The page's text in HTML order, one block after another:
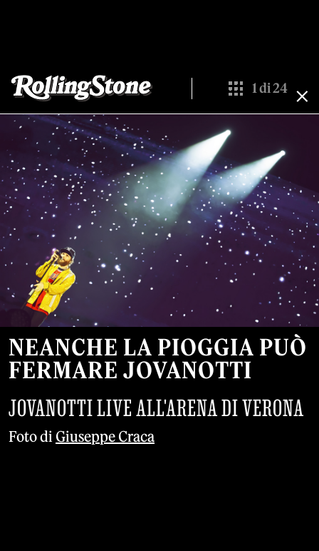
Show All
1di24
NEANCHE LA PIOGGIA PUÒ
FERMARE JOVANOTTI
JOVANOTTI LIVE ALL'ARENA DI VERONA
Foto di Giuseppe Craca